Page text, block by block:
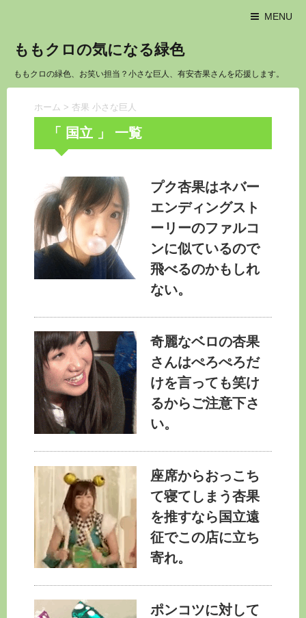
MENU
ももクロの気になる緑色
ももクロの緑色、お笑い担当？小さな巨人、有安杏果さんを応援します。
ホーム > 杏果 小さな巨人
「 国立 」 一覧
プク杏果はネバー
エンディングスト
ーリーのファルコ
ンに似ているので
飛べるのかもしれ
ない。
奇麗なベロの杏果
さんはぺろぺろだ
けを言っても笑け
るからご注意下さ
い。
座席からおっこち
て寝てしまう杏果
を推すなら国立遠
征でこの店に立ち
寄れ。
ポンコツに対して